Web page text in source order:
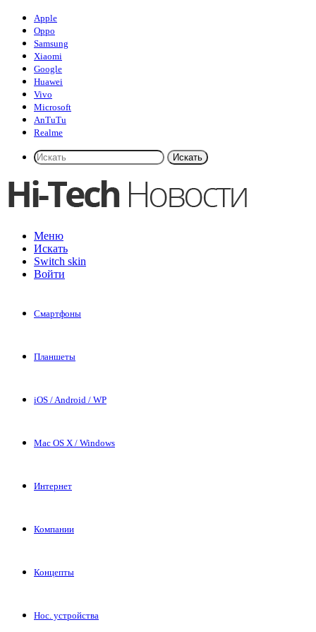
Apple
Oppo
Samsung
Xiaomi
Google
Huawei
Vivo
Microsoft
AnTuTu
Realme
Искать
Меню
Искать
Switch skin
Войти
Смартфоны
Планшеты
iOS / Android / WP
Mac OS X / Windows
Интернет
Компании
Концепты
Нос. устройства